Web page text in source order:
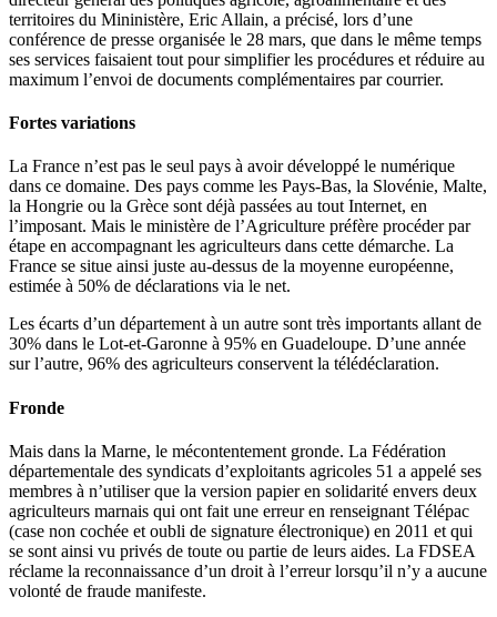
territoires du Mininistère, Eric Allain, a précisé, lors d’une
conférence de presse organisée le 28 mars, que dans le même temps
ses services faisaient tout pour simplifier les procédures et réduire au
maximum l’envoi de documents complémentaires par courrier.
Fortes variations
La France n’est pas le seul pays à avoir développé le numérique
dans ce domaine. Des pays comme les Pays-Bas, la Slovénie, Malte,
la Hongrie ou la Grèce sont déjà passées au tout Internet, en
l’imposant. Mais le ministère de l’Agriculture préfère procéder par
étape en accompagnant les agriculteurs dans cette démarche. La
France se situe ainsi juste au-dessus de la moyenne européenne,
estimée à 50% de déclarations via le net.
Les écarts d’un département à un autre sont très importants allant de
30% dans le Lot-et-Garonne à 95% en Guadeloupe. D’une année
sur l’autre, 96% des agriculteurs conservent la télédéclaration.
Fronde
Mais dans la Marne, le mécontentement gronde. La Fédération
départementale des syndicats d’exploitants agricoles 51 a appelé ses
membres à n’utiliser que la version papier en solidarité envers deux
agriculteurs marnais qui ont fait une erreur en renseignant Télépac
(case non cochée et oubli de signature électronique) en 2011 et qui
se sont ainsi vu privés de toute ou partie de leurs aides. La FDSEA
réclame la reconnaissance d’un droit à l’erreur lorsqu’il n’y a aucune
volonté de fraude manifeste.